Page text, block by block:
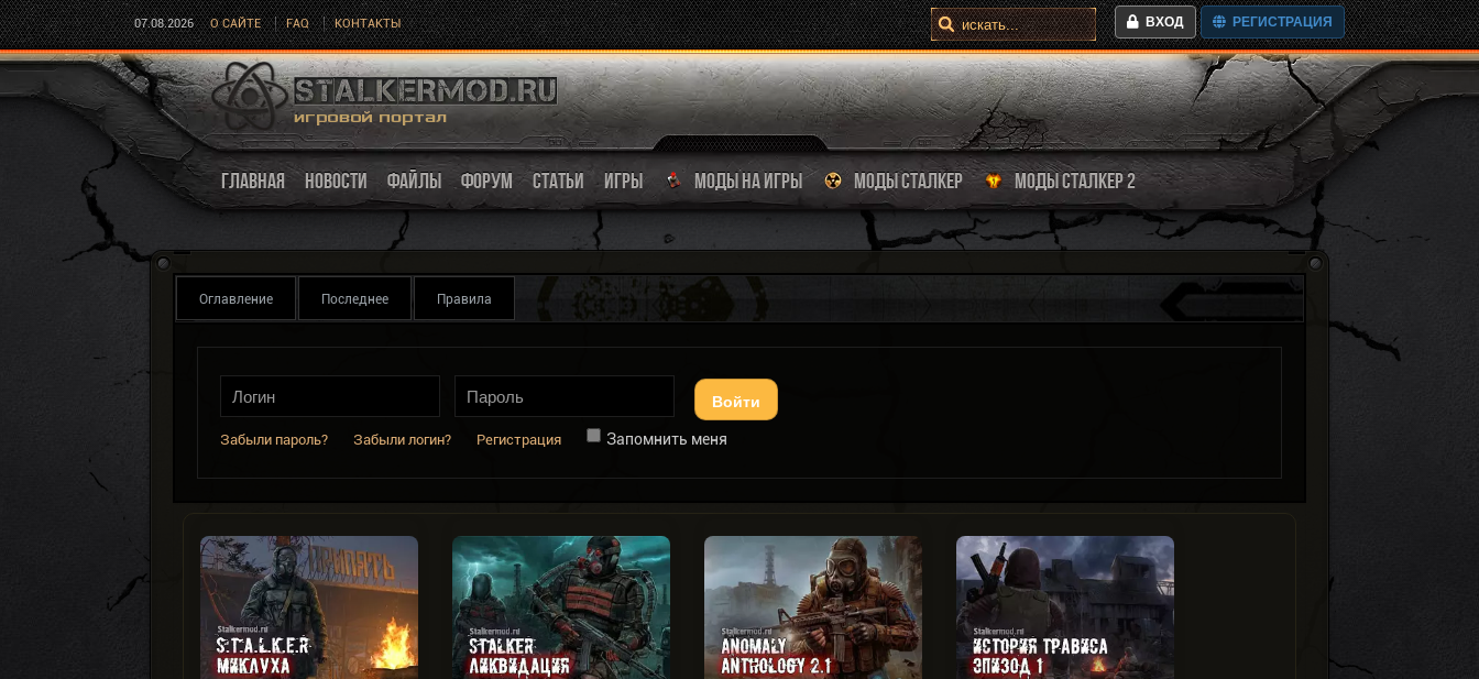
07.08.2026 О САЙТЕ FAQ КОНТАКТЫ ВХОД РЕГИСТРАЦИЯ
ГЛАВНАЯ НОВОСТИ ФАЙЛЫ ФОРУМ СТАТЬИ ИГРЫ МОДЫ НА ИГРЫ МОДЫ СТАЛКЕР МОДЫ СТАЛКЕР 2
Оглавление Последнее Правила
Войти
Забыли пароль? Забыли логин? Регистрация Запомнить меня